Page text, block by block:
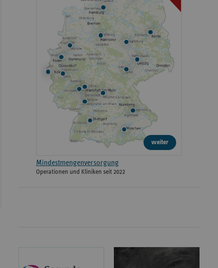
weiter
Mindestmengenversorgung
Operationen und Kliniken seit 2022